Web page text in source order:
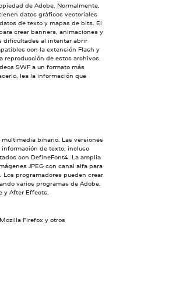
de Adobe. Normalmente,
datos gráficos vectoriales
de texto y mapas de bits. El
crear banners, animaciones y
dificultades al intentar abrir
con la extensión Flash y
reproducción de estos archivos.
SWF a un formato más
lea la información que
binario. Las versiones
de texto, incluso
con DefineFont4. La amplia
JPEG con canal alfa para
programadores pueden crear
varios programas de Adobe,
y After Effects.
Firefox y otros